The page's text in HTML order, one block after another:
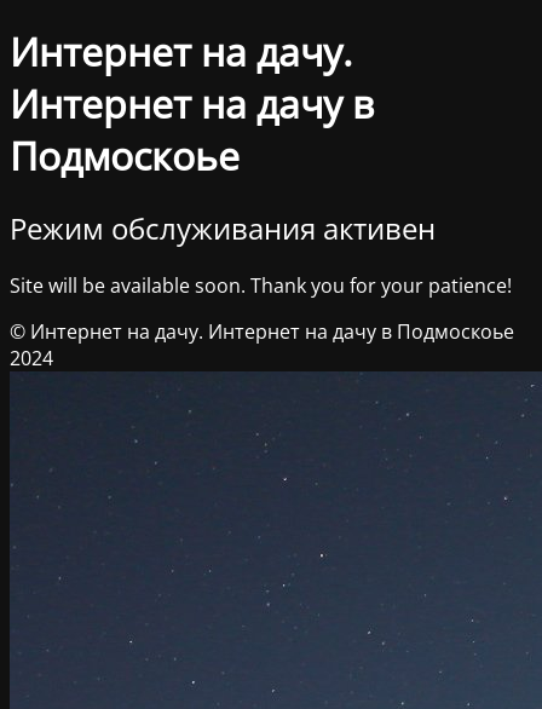
Интернет на дачу.
Интернет на дачу в
Подмоскоье
Режим обслуживания активен
Site will be available soon. Thank you for your patience!
© Интернет на дачу. Интернет на дачу в Подмоскоье
2024